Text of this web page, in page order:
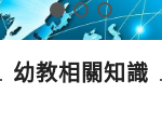
幼教相關知識